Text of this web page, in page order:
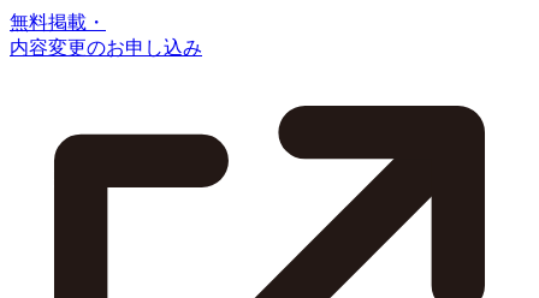
無料掲載・
内容変更のお申し込み